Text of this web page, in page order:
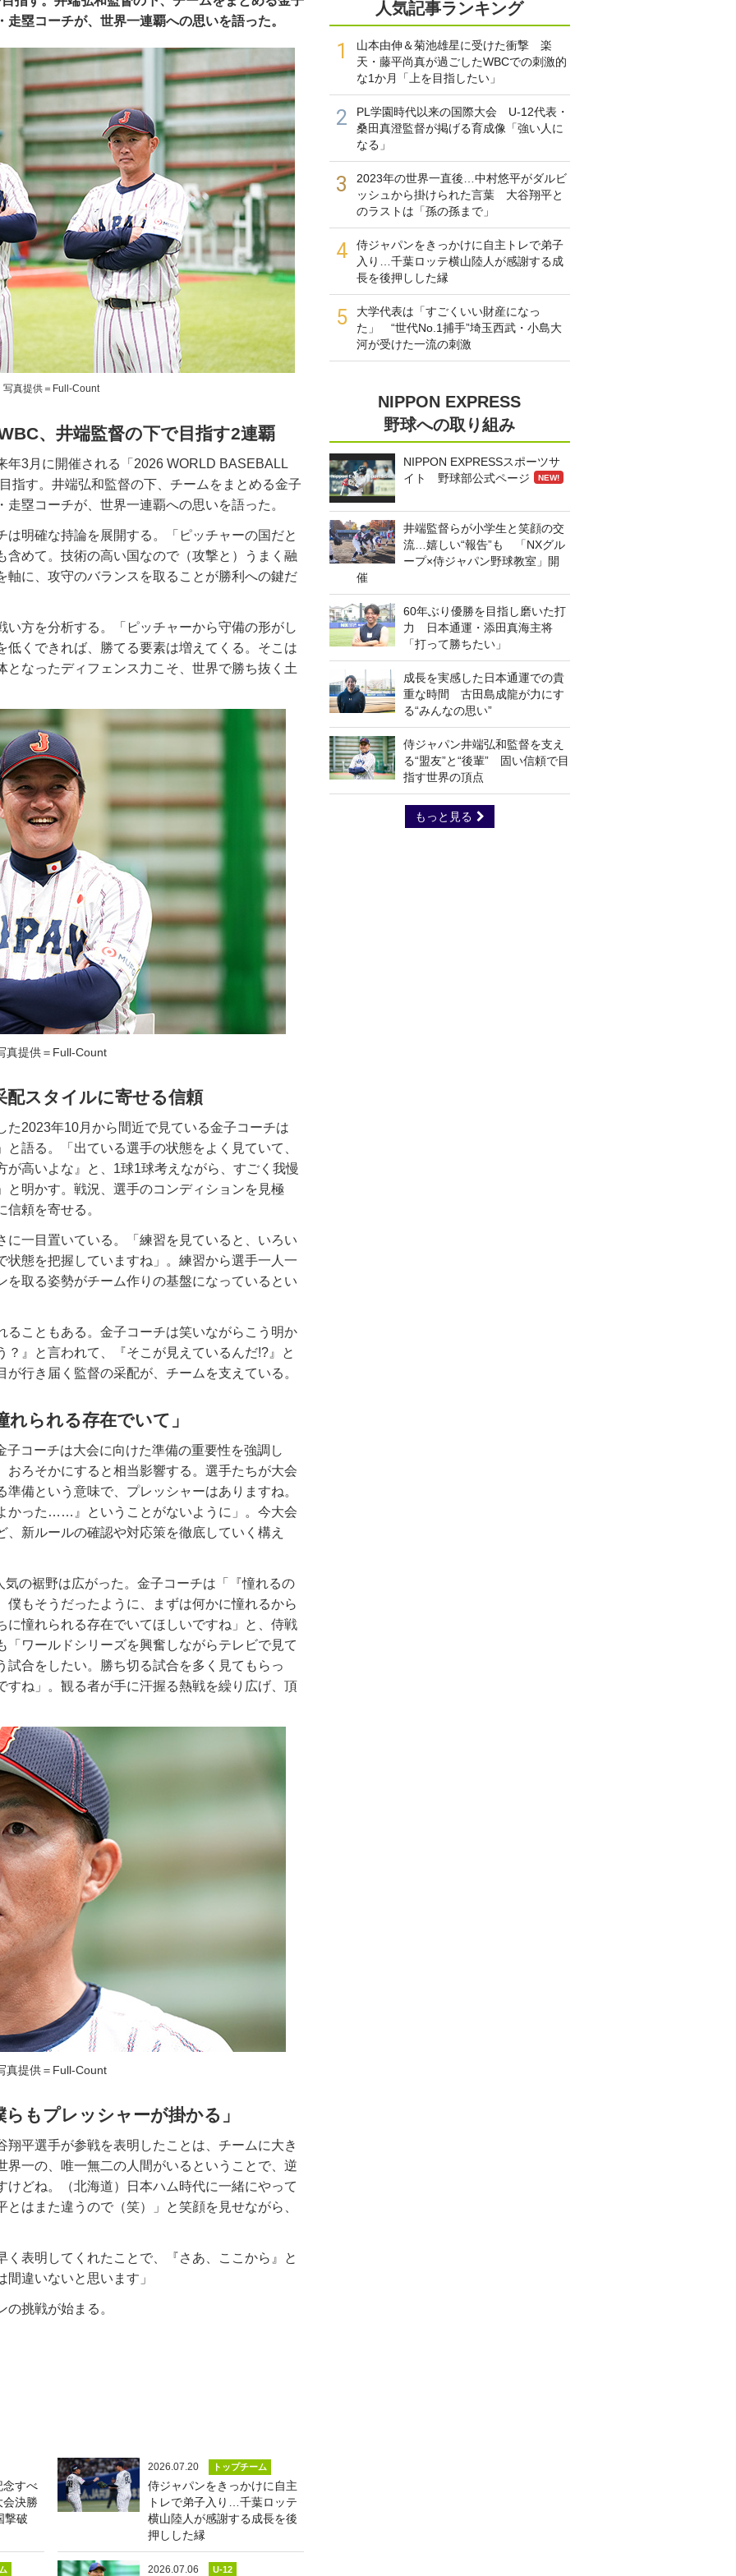
塁コーチが、世界一連覇への思いを語った。
写真提供＝Full-Count
、井端監督の下で目指す2連覇
3月に開催される「2026 WORLD BASEBALL
指す。井端弘和監督の下、チームをまとめる金子
塁コーチが、世界一連覇への思いを語った。
明確な持論を展開する。「ピッチャーの国だと
含めて。技術の高い国なので（攻撃と）うまく融
軸に、攻守のバランスを取ることが勝利への鍵だ
方を分析する。「ピッチャーから守備の形がし
低くできれば、勝てる要素は増えてくる。そこは
となったディフェンス力こそ、世界で勝ち抜く土
真提供＝Full-Count
配スタイルに寄せる信頼
2023年10月から間近で見ている金子コーチは
語る。「出ている選手の状態をよく見ていて、
が高いよな』と、1球1球考えながら、すごく我慢
と明かす。戦況、選手のコンディションを見極
頼を寄せる。
一目置いている。「練習を見ていると、いろい
状態を把握していますね」。練習から選手一人一
を取る姿勢がチーム作りの基盤になっているとい
こともある。金子コーチは笑いながらこう明か
』と言われて、『そこが見えているんだ!?』と
行き届く監督の采配が、チームを支えている。
られる存在でいて」
コーチは大会に向けた準備の重要性を強調し
おろそかにすると相当影響する。選手たちが大会
備という意味で、プレッシャーはありますね。
かった……』ということがないように」。今大会
新ルールの確認や対応策を徹底していく構え
の裾野は広がった。金子コーチは「『憧れるの
もそうだったように、まずは何かに憧れるから
に憧れられる存在でいてほしいですね」と、侍戦
「ワールドシリーズを興奮しながらテレビで見て
試合をしたい。勝ち切る試合を多く見てもらっ
すね」。観る者が手に汗握る熱戦を繰り広げ、頂
真提供＝Full-Count
もプレッシャーが掛かる」
平選手が参戦を表明したことは、チームに大き
界一の、唯一無二の人間がいるということで、逆
けどね。（北海道）日本ハム時代に一緒にやって
はまた違うので（笑）」と笑顔を見せながら、
表明してくれたことで、『さあ、ここから』と
違いないと思います」
挑戦が始まる。
念すべ
決勝
撃破
2026.07.20 トップチーム
侍ジャパンをきっかけに自主
トレで弟子入り…千葉ロッテ
横山陸人が感謝する成長を後
押しした縁
2026.07.06 U-12
人気記事ランキング
1
山本由伸＆菊池雄星に受けた衝撃 楽
天・藤平尚真が過ごしたWBCでの刺激的
な1か月「上を目指したい」
2
PL学園時代以来の国際大会 U-12代表・
桑田真澄監督が掲げる育成像「強い人に
なる」
3
2023年の世界一直後…中村悠平がダルビ
ッシュから掛けられた言葉 大谷翔平と
のラストは「孫の孫まで」
4
侍ジャパンをきっかけに自主トレで弟子
入り…千葉ロッテ横山陸人が感謝する成
長を後押しした縁
5
大学代表は「すごくいい財産になっ
た」 “世代No.1捕手”埼玉西武・小島大
河が受けた一流の刺激
NIPPON EXPRESS
野球への取り組み
NIPPON EXPRESSスポーツサ
イト 野球部公式ページ
NEW!
井端監督らが小学生と笑顔の交
流…嬉しい“報告”も 「NXグル
ープ×侍ジャパン野球教室」開
催
60年ぶり優勝を目指し磨いた打
力 日本通運・添田真海主将
「打って勝ちたい」
成長を実感した日本通運での貴
重な時間 古田島成龍が力にす
る“みんなの思い”
侍ジャパン井端弘和監督を支え
る“盟友”と“後輩” 固い信頼で目
指す世界の頂点
もっと見る